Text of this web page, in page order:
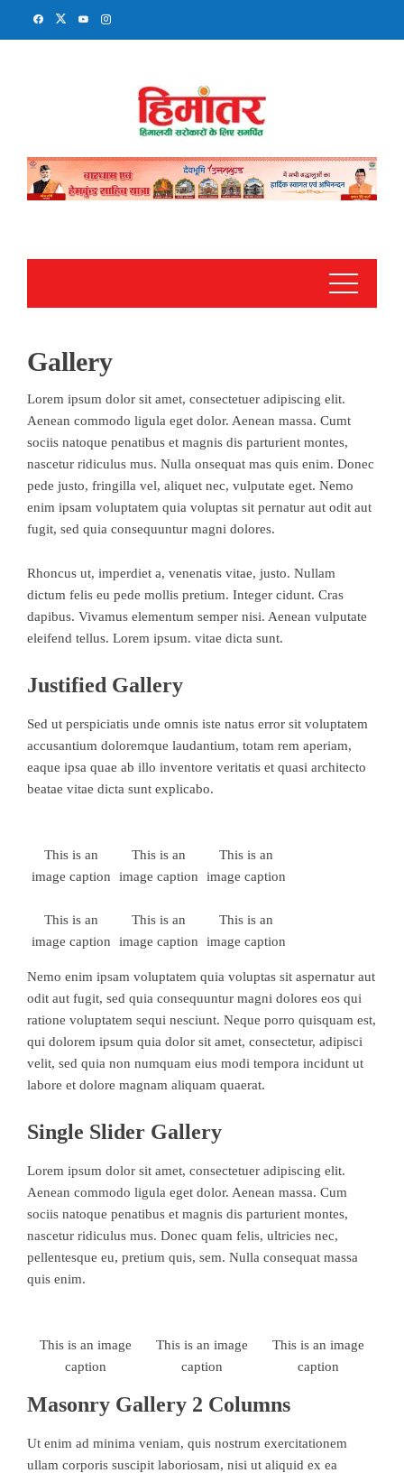
Gallery
Lorem ipsum dolor sit amet, consectetuer adipiscing elit.
Aenean commodo ligula eget dolor. Aenean massa. Cumt
sociis natoque penatibus et magnis dis parturient montes,
nascetur ridiculus mus. Nulla onsequat mas quis enim. Donec
pede justo, fringilla vel, aliquet nec, vulputate eget. Nemo
enim ipsam voluptatem quia voluptas sit pernatur aut odit aut
fugit, sed quia consequuntur magni dolores.
Rhoncus ut, imperdiet a, venenatis vitae, justo. Nullam
dictum felis eu pede mollis pretium. Integer cidunt. Cras
dapibus. Vivamus elementum semper nisi. Aenean vulputate
eleifend tellus. Lorem ipsum. vitae dicta sunt.
Justified Gallery
Sed ut perspiciatis unde omnis iste natus error sit voluptatem
accusantium doloremque laudantium, totam rem aperiam,
eaque ipsa quae ab illo inventore veritatis et quasi architecto
beatae vitae dicta sunt explicabo.
This is an
image caption
This is an
image caption
This is an
image caption
This is an
image caption
This is an
image caption
This is an
image caption
Nemo enim ipsam voluptatem quia voluptas sit aspernatur aut
odit aut fugit, sed quia consequuntur magni dolores eos qui
ratione voluptatem sequi nesciunt. Neque porro quisquam est,
qui dolorem ipsum quia dolor sit amet, consectetur, adipisci
velit, sed quia non numquam eius modi tempora incidunt ut
labore et dolore magnam aliquam quaerat.
Single Slider Gallery
Lorem ipsum dolor sit amet, consectetuer adipiscing elit.
Aenean commodo ligula eget dolor. Aenean massa. Cum
sociis natoque penatibus et magnis dis parturient montes,
nascetur ridiculus mus. Donec quam felis, ultricies nec,
pellentesque eu, pretium quis, sem. Nulla consequat massa
quis enim.
This is an image
caption
This is an image
caption
This is an image
caption
Masonry Gallery 2 Columns
Ut enim ad minima veniam, quis nostrum exercitationem
ullam corporis suscipit laboriosam, nisi ut aliquid ex ea